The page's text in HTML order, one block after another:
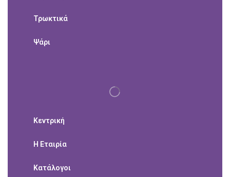
Τρωκτικά
Ψάρι
Κεντρική
Η Εταιρία
Κατάλογοι